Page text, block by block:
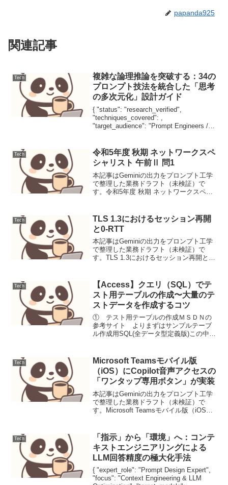
papanda925
関連記事
Tech
複雑な論理推論を突破する：34の
プロンプト技法を統合した「思考
の多次元化」設計ガイド
{ "status": "research_verified",
"techniques_covered": ,
"target_audience": "Prompt Engineers /
Tech
令和5年度 秋期 ネットワークスペ
シャリスト 午前Ⅱ 問1
本記事はGeminiの出力をプロンプト工学
で整理した業務ドラフト（未検証）で
す。令和5年度 秋期 ネットワークスペシ
の最大伝送速度を求める計算問題。単位
変換の正...
Tech
TLS 1.3におけるセッション再開
と0-RTT
本記事はGeminiの出力をプロンプト工学
で整理した業務ドラフト（未検証）で
す。TLS 1.3におけるセッション再開と0-
な通信を確...
Tech
【Access】クエリ（SQL）でテ
スト用テーブルの作成〜大量のテ
ストデータを作成するコツ
① テスト用テーブルの作成ＭＳＤＮの
参考サイト よりまずはサンプルテーブ
ル作成用SQL(全データ型定義版)この中
MyText TEXT(50), M...
Tech
Microsoft Teamsモバイル版
（iOS）にCopilot音声アクセスの
「ワンタップ専用ボタン」が実装
本記事はGeminiの出力をプロンプト工学
で整理した業務ドラフト（未検証）で
す。Microsoft Teamsモバイル版（iOS）
ーム画面から直接Cop...
Tech
「指示」から「環境」へ：コンテ
キストエンジニアリングによる
LLM回答精度の極大化手法
{ "expert_role": "Prompt Design Expert",
"focus": "Context Engineering & LLM